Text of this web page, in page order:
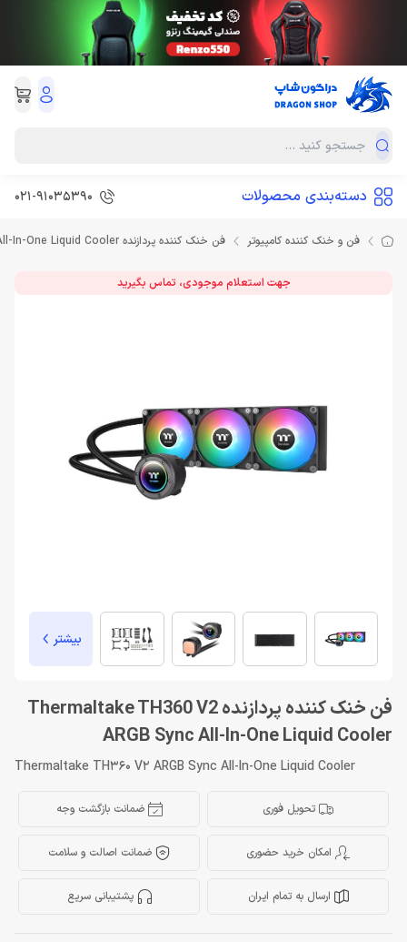
دسته‌بندی محصولات 021-91035390
فن و خنک کننده کامپیوتر فن خنک کننده پردازنده Thermaltake TH360 V2 ARGB Sync All-In-One Liquid Cooler
جهت استعلام موجودی، تماس بگیرید
بیشتر
فن خنک کننده پردازنده Thermaltake TH360 V2
ARGB Sync All-In-One Liquid Cooler
Thermaltake TH360 V2 ARGB Sync All-In-One Liquid Cooler
تحویل فوری ضمانت بازگشت وجه
امکان خرید حضوری ضمانت اصالت و سلامت
ارسال به تمام ایران پشتیبانی سریع